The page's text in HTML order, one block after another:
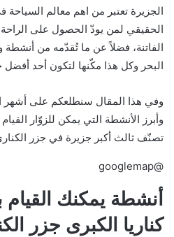
الجزيرة تعتبر من اهم معالم السياحة
الحقيقي لمن يودّ الحصول على الراحة
الفاتنة، فضلاً عن ما تُقدّمه من أنشطة
البحر وكل هذا مكّنها لتكون أحد أفضل
وفي هذا المقال سنطلعكم على أشهر
وأبرز الأنشطة التي يمكن للزوّار
تصنّف ثالث أكبر جزيرة في جزر
@googlemap
أنشطة يمكنك
كناريا الكبرى جزر